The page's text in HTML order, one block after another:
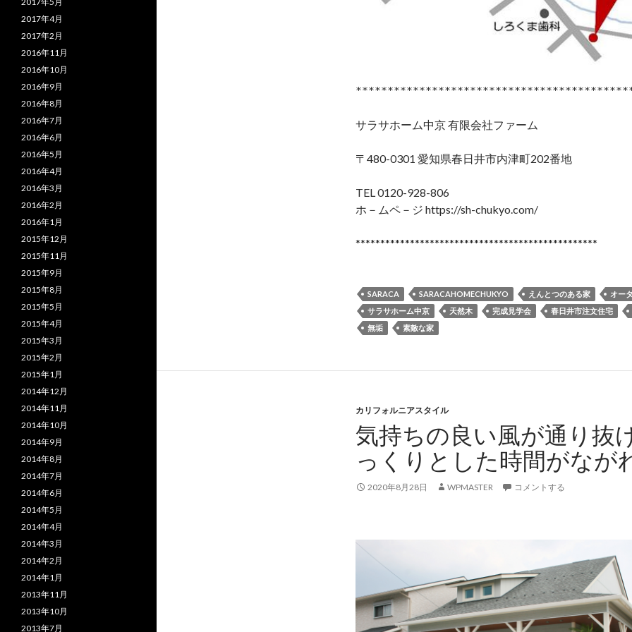
サラサホーム中京 有限会社ファーム
〒480-0301 愛知県春日井市内津町202番地
TEL 0120-928-806
ホ－ムペ－ジ https://sh-chukyo.com/
*************************************************
SARACA SARACAHOMECHUKYO えんとつのある家
オー
サラサホーム中京
天然木 完成見学会 春日井市注文住宅
無垢
素敵な家
カリフォルニアスタイル
気持ちの良い風が通り抜
っくりとした時間がなが
2020年8月28日 WPMASTER コメントする
2017年4月
2017年2月
2016年11月
2016年10月
2016年9月
2016年8月
2016年7月
2016年6月
2016年5月
2016年4月
2016年3月
2016年2月
2016年1月
2015年12月
2015年11月
2015年9月
2015年8月
2015年5月
2015年4月
2015年3月
2015年2月
2015年1月
2014年12月
2014年11月
2014年10月
2014年9月
2014年8月
2014年7月
2014年6月
2014年5月
2014年4月
2014年3月
2014年2月
2014年1月
2013年11月
2013年10月
2013年7月